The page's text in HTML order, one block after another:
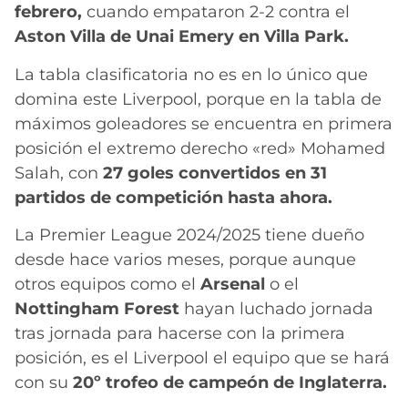
febrero, cuando empataron 2-2 contra el
Aston Villa de Unai Emery en Villa Park.
La tabla clasificatoria no es en lo único que
domina este Liverpool, porque en la tabla de
máximos goleadores se encuentra en primera
posición el extremo derecho «red» Mohamed
Salah, con 27 goles convertidos en 31
partidos de competición hasta ahora.
La Premier League 2024/2025 tiene dueño
desde hace varios meses, porque aunque
otros equipos como el Arsenal o el
Nottingham Forest hayan luchado jornada
tras jornada para hacerse con la primera
posición, es el Liverpool el equipo que se hará
con su 20º trofeo de campeón de Inglaterra.